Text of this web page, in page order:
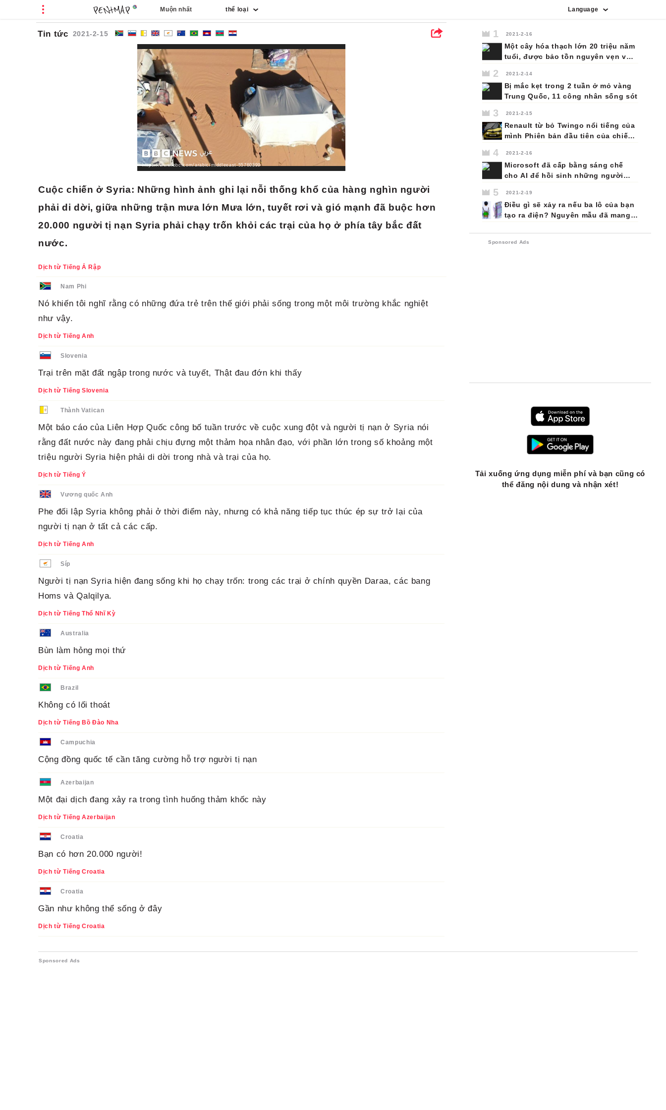
Muộn nhất thể loại Language
Tin tức 2021-2-15
https://www.bbc.com/arabic/middleeast-55760399
Cuộc chiến ở Syria: Những hình ảnh ghi lại nỗi thống khổ của hàng nghìn người
phải di dời, giữa những trận mưa lớn Mưa lớn, tuyết rơi và gió mạnh đã buộc hơn
20.000 người tị nạn Syria phải chạy trốn khỏi các trại của họ ở phía tây bắc đất
nước.
Dịch từ Tiếng Ả Rập
Nam Phi
Nó khiến tôi nghĩ rằng có những đứa trẻ trên thế giới phải sống trong một môi trường khắc nghiệt
như vậy.
Dịch từ Tiếng Anh
Slovenia
Trại trên mặt đất ngập trong nước và tuyết, Thật đau đớn khi thấy
Dịch từ Tiếng Slovenia
Thành Vatican
Một báo cáo của Liên Hợp Quốc công bố tuần trước về cuộc xung đột và người tị nạn ở Syria nói
rằng đất nước này đang phải chịu đựng một thảm họa nhân đạo, với phần lớn trong số khoảng một
triệu người Syria hiện phải di dời trong nhà và trại của họ.
Dịch từ Tiếng Ý
Vương quốc Anh
Phe đối lập Syria không phải ở thời điểm này, nhưng có khả năng tiếp tục thúc ép sự trở lại của
người tị nạn ở tất cả các cấp.
Dịch từ Tiếng Anh
Síp
Người tị nạn Syria hiện đang sống khi họ chạy trốn: trong các trại ở chính quyền Daraa, các bang
Homs và Qalqilya.
Dịch từ Tiếng Thổ Nhĩ Kỳ
Australia
Bùn làm hỏng mọi thứ
Dịch từ Tiếng Anh
Brazil
Không có lối thoát
Dịch từ Tiếng Bồ Đào Nha
Campuchia
Cộng đồng quốc tế cần tăng cường hỗ trợ người tị nạn
Azerbaijan
Một đại dịch đang xảy ra trong tình huống thảm khốc này
Dịch từ Tiếng Azerbaijan
Croatia
Bạn có hơn 20.000 người!
Dịch từ Tiếng Croatia
Croatia
Gần như không thể sống ở đây
Dịch từ Tiếng Croatia
1 2021-2-16
Một cây hóa thạch lớn 20 triệu năm
tuổi, được bảo tồn nguyên vẹn với
trên đảo Lesvos của Hy Lạp.
2 2021-2-14
Bị mắc kẹt trong 2 tuần ở mỏ vàng
Trung Quốc, 11 công nhân sống sót
3 2021-2-15
Renault từ bỏ Twingo nổi tiếng của
mình Phiên bản đầu tiên của chiếc
được ra mắt thành công vào năm
1992. Thế hệ thứ ba hiện đang có
mặt trên thị trường sẽ là thế hệ
4 2021-2-16
Microsoft đã cấp bằng sáng chế
cho AI để hồi sinh những người
dạng chatbot
5 2021-2-19
Điều gì sẽ xảy ra nếu ba lô của bạn
tạo ra điện? Nguyên mẫu đã mang
Sponsored Ads
Tải xuống ứng dụng miễn phí và bạn cũng có
thể đăng nội dung và nhận xét!
Sponsored Ads